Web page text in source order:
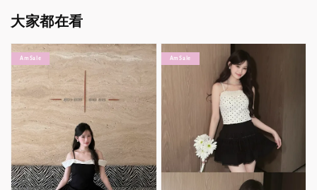
大家都在看
Am Sale Am Sale